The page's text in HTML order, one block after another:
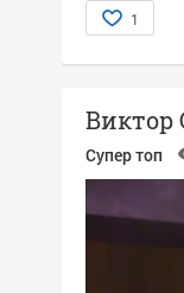
1
Виктор
Супер топ